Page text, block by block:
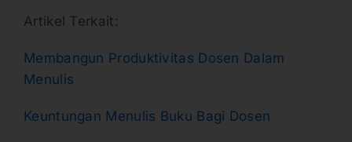
Artikel Terkait:
Membangun Produktivitas Dosen Dalam
Menulis
Keuntungan Menulis Buku Bagi Dosen